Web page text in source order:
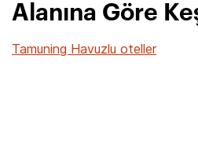
Alanına Göre
Tamuning Havuzlu oteller